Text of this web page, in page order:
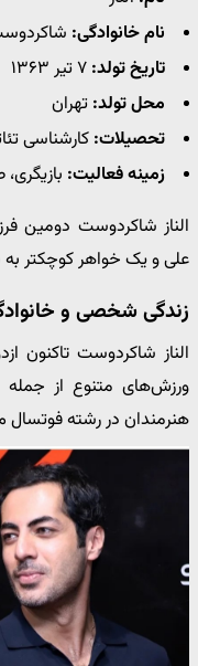
نام خانوادگی:
تاریخ تولد:
محل تولد: تهران
تحصیلات: کارشناسی
زمینه فعالیت:
الناز شاکردوست دومین
علی و یک خواهر کوچکتر به
زندگی شخصی و
الناز شاکردوست تاکنون
ورزش‌های متنوع از
هنرمندان در رشته فوتسال